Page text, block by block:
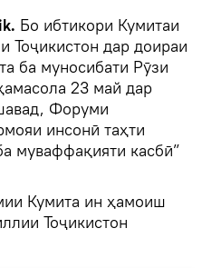
Бо ибтикори Кумитаи
Тоҷикистон дар доираи
ба муносибати Рӯзи
23 май дар
Форуми
инсонӣ таҳти
муваффақияти касбӣ”
Кумита ин ҳамоиш
Тоҷикистон